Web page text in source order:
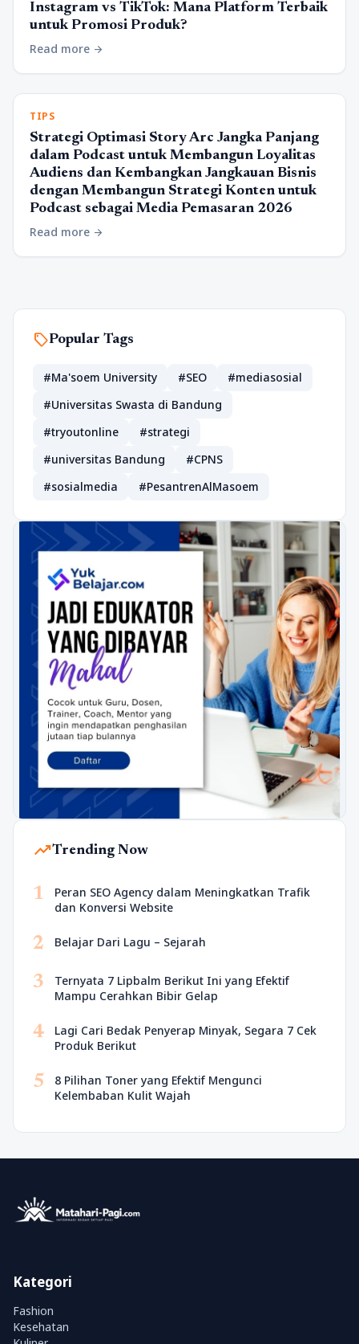
Instagram vs TikTok: Mana Platform Terbaik
untuk Promosi Produk?
Read more arrow_forward
TIPS
Strategi Optimasi Story Arc Jangka Panjang
dalam Podcast untuk Membangun Loyalitas
Audiens dan Kembangkan Jangkauan Bisnis
dengan Membangun Strategi Konten untuk
Podcast sebagai Media Pemasaran 2026
Read more arrow_forward
sellPopular Tags
#Ma'soem University #SEO
#mediasosial
#Universitas Swasta di Bandung
#tryoutonline
#strategi
#universitas Bandung
#CPNS
#sosialmedia
#PesantrenAlMasoem
trending_upTrending Now
1
Peran SEO Agency dalam Meningkatkan Trafik
dan Konversi Website
2 Belajar Dari Lagu – Sejarah
3
Ternyata 7 Lipbalm Berikut Ini yang Efektif
Mampu Cerahkan Bibir Gelap
4
Lagi Cari Bedak Penyerap Minyak, Segara 7 Cek
Produk Berikut
5
8 Pilihan Toner yang Efektif Mengunci
Kelembaban Kulit Wajah
Kategori
Fashion
Kesehatan